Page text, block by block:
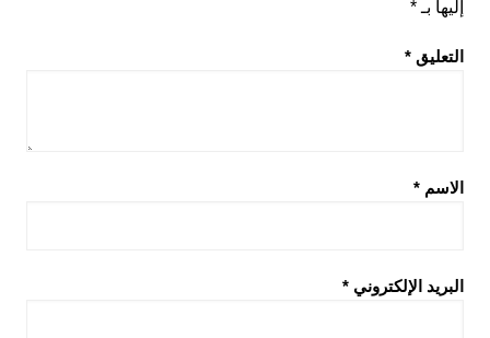
إليها بـ *
التعليق *
الاسم *
البريد الإلكتروني *